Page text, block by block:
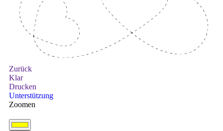
Zurück
Klar
Drucken
Unterstützung
Zoomen